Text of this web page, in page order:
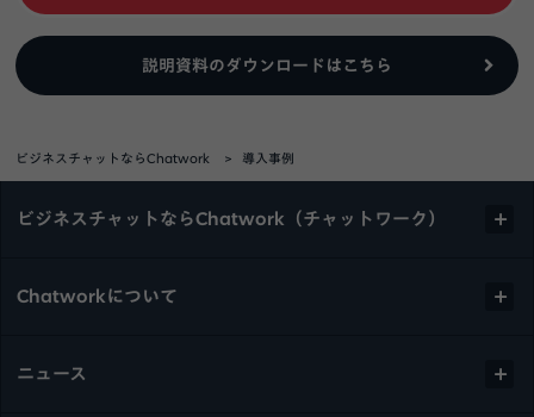
説明資料のダウンロードはこちら
ビジネスチャットならChatwork 導入事例
ビジネスチャットならChatwork（チャットワーク）
Chatworkについて
ニュース